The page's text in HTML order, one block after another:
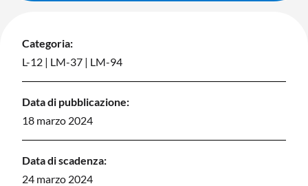
Categoria:
L-12 | LM-37 | LM-94
Data di pubblicazione:
18 marzo 2024
Data di scadenza:
24 marzo 2024